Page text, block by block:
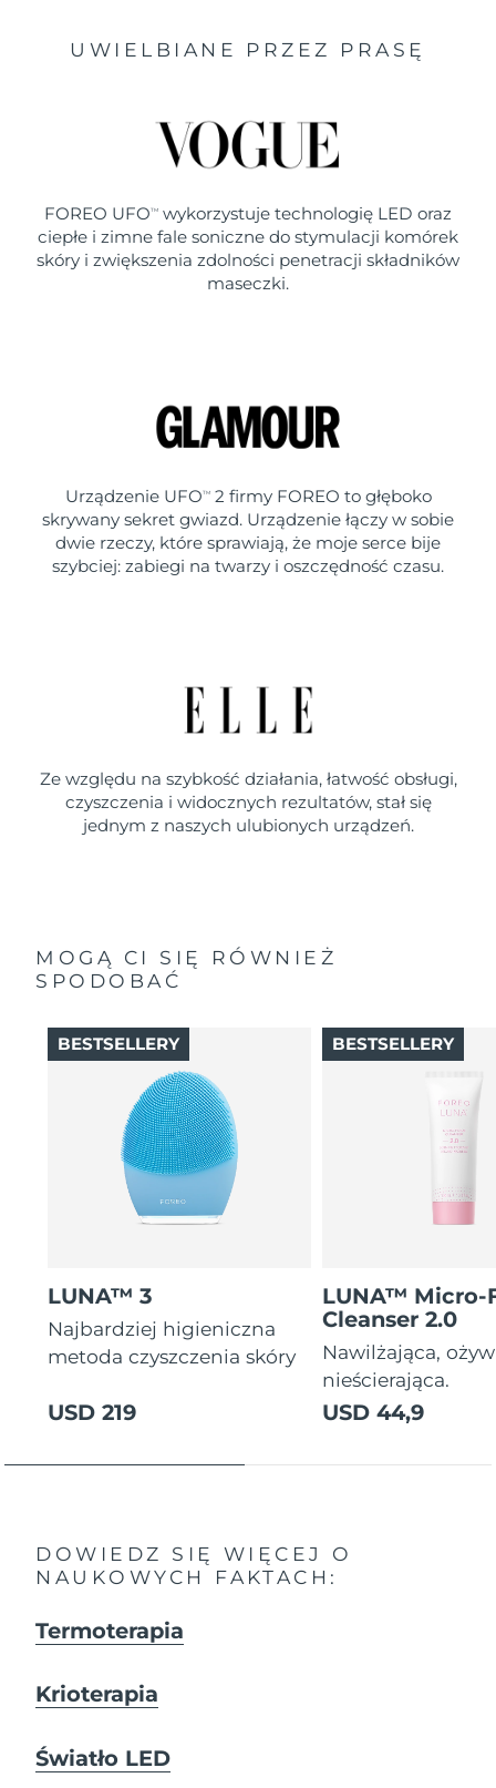
UWIELBIANE PRZEZ PRASĘ
FOREO UFO TM
wykorzystuje technologię LED oraz
ciepłe i zimne fale soniczne do stymulacji komórek
skóry i zwiększenia zdolności penetracji składników
maseczki.
Urządzenie UFO TM2 firmy FOREO to głęboko
skrywany sekret gwiazd. Urządzenie łączy w sobie
dwie rzeczy, które sprawiają, że moje serce bije
szybciej: zabiegi na twarzy i oszczędność czasu.
Ze względu na szybkość działania, łatwość obsługi,
czyszczenia i widocznych rezultatów, stał się
jednym z naszych ulubionych urządzeń.
MOGĄ CI SIĘ RÓWNIEŻ
SPODOBAĆ
LUNA™ 3
Najbardziej higieniczna
metoda czyszczenia skóry
USD 219
BESTSELLERY
LUNA™ Micro-
Cleanser 2.0
Nawilżająca,
nieścierająca.
USD 44,9
BESTSELLERY
DOWIEDZ SIĘ WIĘCEJ O
NAUKOWYCH FAKTACH:
Termoterapia
Krioterapia
Światło LED